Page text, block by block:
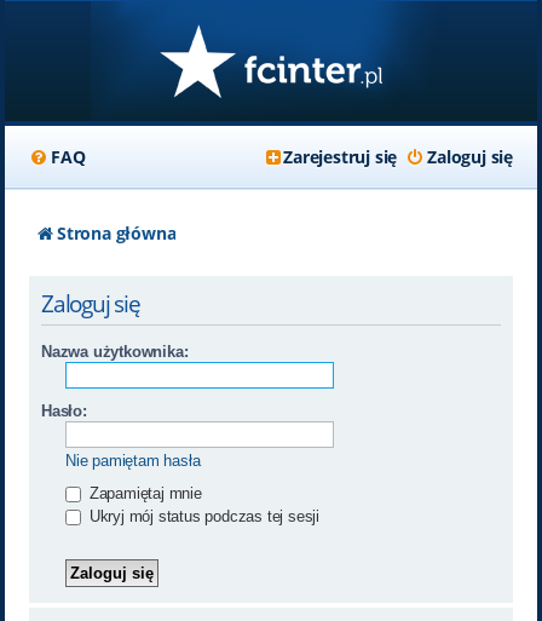
FAQ Zaloguj się
Zarejestruj się
Strona główna
Zaloguj się
Nazwa użytkownika:
Hasło:
Nie pamiętam hasła
Zapamiętaj mnie
Ukryj mój status podczas tej sesji